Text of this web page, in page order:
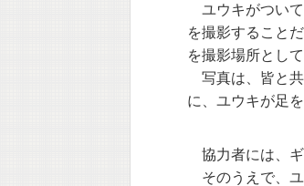
ユウキがついて
を撮影すること
を撮影場所とし
写真は、皆と共
に、ユウキが足を
協力者には、ギ
そのうえで、ユ